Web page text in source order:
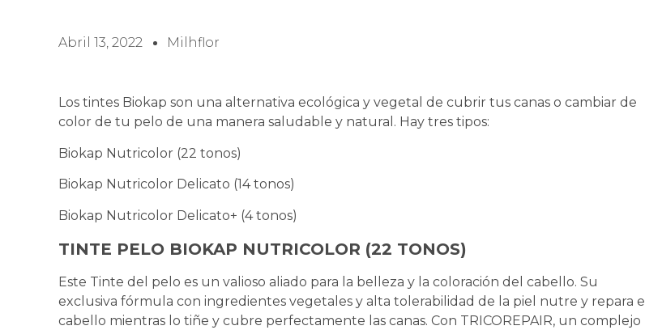
Abril 13, 2022 Milhflor
Los tintes Biokap son una alternativa ecológica y vegetal de cubrir tus canas o cambiar de
color de tu pelo de una manera saludable y natural. Hay tres tipos:
Biokap Nutricolor (22 tonos)
Biokap Nutricolor Delicato (14 tonos)
Biokap Nutricolor Delicato+ (4 tonos)
TINTE PELO BIOKAP NUTRICOLOR (22 TONOS)
Este Tinte del pelo es un valioso aliado para la belleza y la coloración del cabello. Su
exclusiva fórmula con ingredientes vegetales y alta tolerabilidad de la piel nutre y repara el
cabello mientras lo tiñe y cubre perfectamente las canas. Con TRICOREPAIR, un complejo